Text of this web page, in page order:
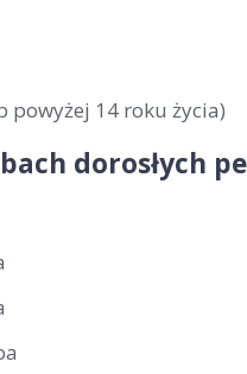
powyżej 14 roku życia)
dorosłych